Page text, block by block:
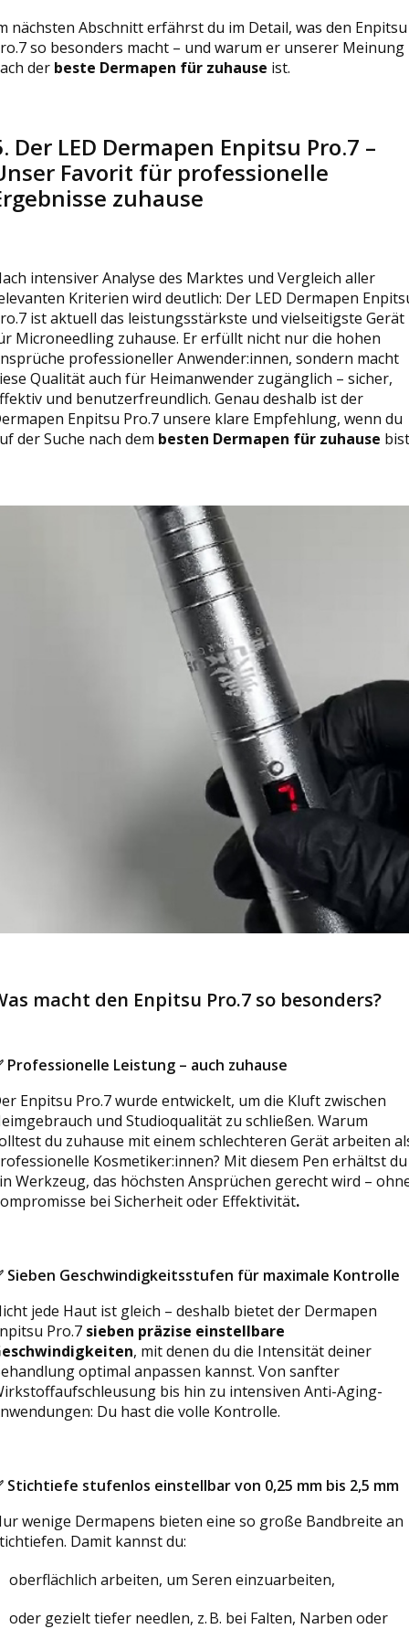
nächsten Abschnitt erfährst du im Detail, was den Enpitsu
so besonders macht – und warum er unserer Meinung
der beste Dermapen für zuhause ist.
Der LED Dermapen Enpitsu Pro.7 –
Favorit für professionelle
zuhause
intensiver Analyse des Marktes und Vergleich aller
Kriterien wird deutlich: Der LED Dermapen
ist aktuell das leistungsstärkste und vielseitigste Gerät
Microneedling zuhause. Er erfüllt nicht nur die hohen
professioneller Anwender:innen, sondern macht
Qualität auch für Heimanwender zugänglich – sicher,
und benutzerfreundlich. Genau deshalb ist der
Enpitsu Pro.7 unsere klare Empfehlung, wenn du
der Suche nach dem besten Dermapen für zuhause
macht den Enpitsu Pro.7 so besonders?
Professionelle Leistung – auch zuhause
Enpitsu Pro.7 wurde entwickelt, um die Kluft zwischen
und Studioqualität zu schließen. Warum
du zuhause mit einem schlechteren Gerät arbeiten
Kosmetiker:innen? Mit diesem Pen erhältst du
Werkzeug, das höchsten Ansprüchen gerecht wird –
bei Sicherheit oder Effektivität.
Sieben Geschwindigkeitsstufen für maximale Kontrolle
jede Haut ist gleich – deshalb bietet der Dermapen
Pro.7 sieben präzise einstellbare
, mit denen du die Intensität deiner
optimal anpassen kannst. Von sanfter
bis hin zu intensiven Anti-Aging-
Du hast die volle Kontrolle.
Stichtiefe stufenlos einstellbar von 0,25 mm bis 2,5 mm
wenige Dermapens bieten eine so große Bandbreite an
Damit kannst du:
oberflächlich arbeiten, um Seren einzuarbeiten,
oder gezielt tiefer needlen, z. B. bei Falten, Narben oder